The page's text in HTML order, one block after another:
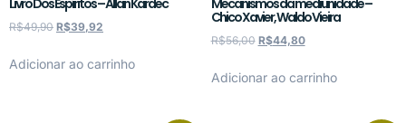
R$49,90 R$39,92
Adicionar ao carrinho
Chico Xavier, Waldo Vieira
R$56,00 R$44,80
Adicionar ao carrinho